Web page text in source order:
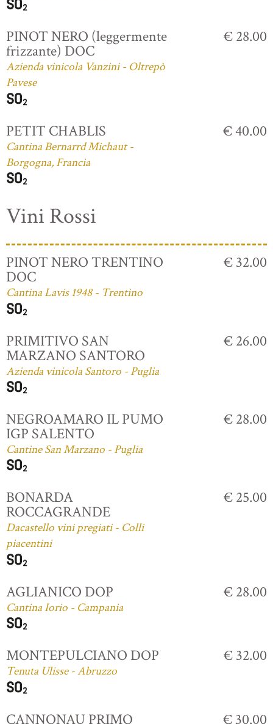
PINOT NERO (leggermente
frizzante) DOC
Azienda vinicola Vanzini - Oltrepò
Pavese
€ 28.00
PETIT CHABLIS
Cantina Bernarrd Michaut -
Borgogna, Francia
€ 40.00
Vini Rossi
PINOT NERO TRENTINO
DOC
Cantina Lavis 1948 - Trentino
€ 32.00
PRIMITIVO SAN
MARZANO SANTORO
Azienda vinicola Santoro - Puglia
€ 26.00
NEGROAMARO IL PUMO
IGP SALENTO
Cantine San Marzano - Puglia
€ 28.00
BONARDA
ROCCAGRANDE
Dacastello vini pregiati - Colli
piacentini
€ 25.00
AGLIANICO DOP
Cantina Iorio - Campania
€ 28.00
MONTEPULCIANO DOP
Tenuta Ulisse - Abruzzo
€ 32.00
CANNONAU PRIMO € 30.00